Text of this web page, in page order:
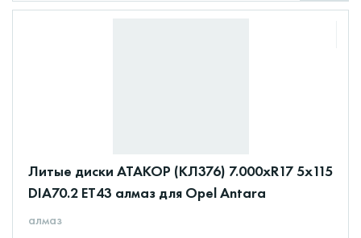
Литые диски АТАКОР (КЛ376) 7.000xR17 5x115
DIA70.2 ET43 алмаз для Opel Antara
алмаз